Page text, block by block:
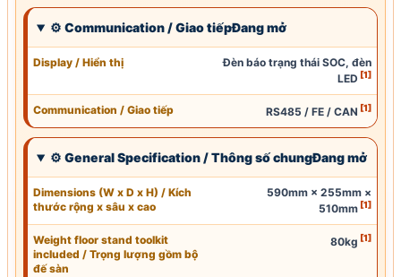
⚙ Communication/Giao tiếpĐang mở
Display / Hiển thị Đèn báo trạng thái SOC, đèn
LED [1]
Communication / Giao tiếp RS485 / FE / CAN [1]
⚙ General Specification / Thông số chungĐang mở
Dimensions (W x D x H) / Kích
thước rộng x sâu x cao
590mm × 255mm ×
510mm [1]
Weight floor stand toolkit
included / Trọng lượng gồm bộ
đế sàn
80kg [1]